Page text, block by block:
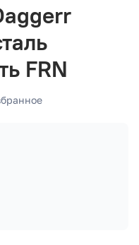
FRN